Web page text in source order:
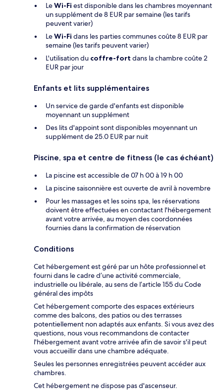
LeWi-Fi est disponible dans les chambres moyennant
un supplément de 8 EUR par semaine (les tarifs
peuvent varier)
LeWi-Fi dans les parties communes coûte 8 EUR par
semaine (les tarifs peuvent varier)
L'utilisation du coffre-fort dans la chambre coûte 2
EUR par jour
Enfants et lits supplémentaires
Un service de garde d'enfants est disponible
moyennant un supplément
Des lits d'appoint sont disponibles moyennant un
supplément de 25.0 EUR par nuit
Piscine, spa et centre de fitness (le cas échéant)
La piscine est accessible de 07 h 00 à 19 h 00
La piscine saisonnière est ouverte de avril à novembre
Pour les massages et les soins spa, les réservations
doivent être effectuées en contactant l'hébergement
avant votre arrivée, au moyen des coordonnées
fournies dans la confirmation de réservation
Conditions
Cet hébergement est géré par un hôte professionnel et
fourni dans le cadre d’une activité commerciale,
industrielle ou libérale, au sens de l’article 155 du Code
général des impôts
Cet hébergement comporte des espaces extérieurs
comme des balcons, des patios ou des terrasses
potentiellement non adaptés aux enfants. Si vous avez des
questions, nous vous recommandons de contacter
l'hébergement avant votre arrivée afin de savoir s'il peut
vous accueillir dans une chambre adéquate.
Seules les personnes enregistrées peuvent accéder aux
chambres.
Cet hébergement ne dispose pas d'ascenseur.